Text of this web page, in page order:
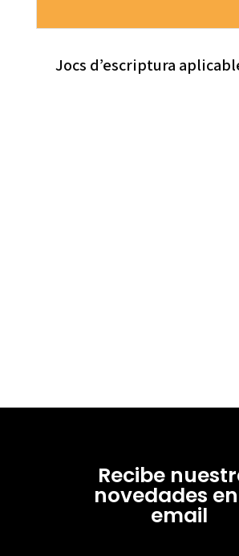
Jocs d’escriptura
Recibe
novedades
email